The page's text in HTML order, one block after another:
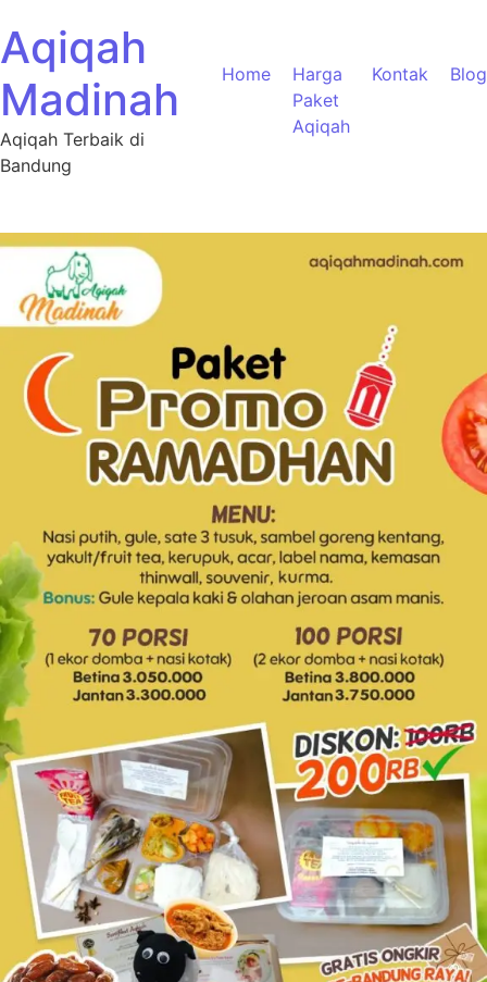
Aqiqah
Madinah
Aqiqah Terbaik di
Bandung
Home
Harga
Paket
Aqiqah
Kontak Blog